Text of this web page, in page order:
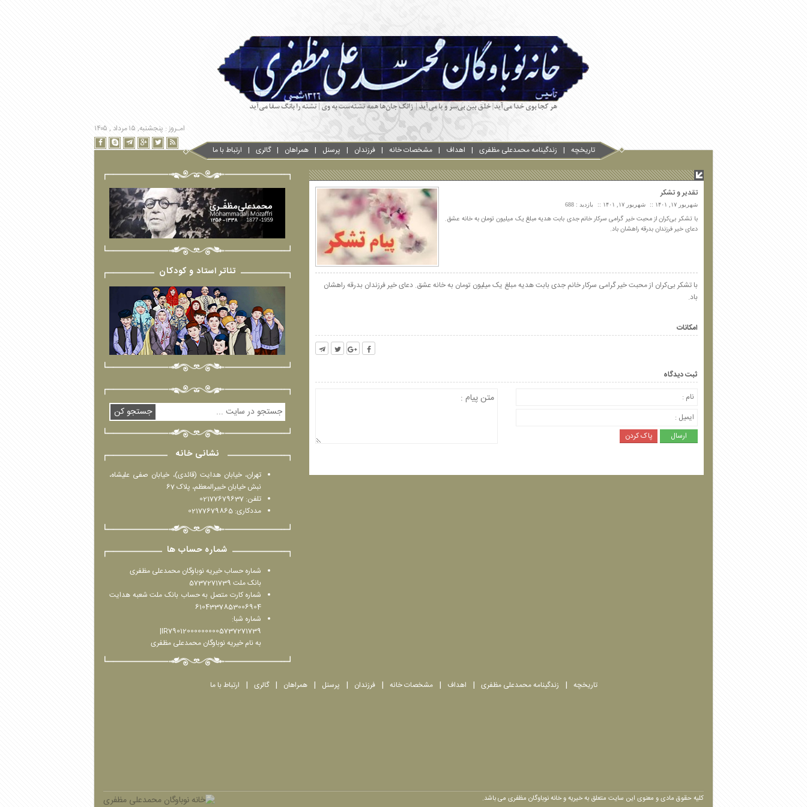
امـروز : پنجشنبه, ۱۵ مرداد , ۱۴۰۵
تاریخچه
زندگینامه محمدعلی مظفری اهداف مشخصات خانه فرزندان پرسنل همراهان گالری ارتباط با ما
تقدیر و تشکر
شهریور ۱۷, ۱۴۰۱ شهریور ۱۷, ۱۴۰۱ بازدید : 688
با تشکر بی‌کران از محبت خیر گرامی سرکار خانم جدی بابت هدیه مبلغ یک میلیون تومان به خانه عشق.
دعای خیر فرزندان بدرقه راهشان باد.
با تشکر بی‌کران از محبت خیر گرامی سرکار خانم جدی بابت هدیه مبلغ یک میلیون تومان به خانه عشق. دعای خیر فرزندان بدرقه راهشان
باد.
امکانات
ثبت دیدگاه
تئاتر استاد و کودکان
جستجو کن
نشانی خانه
تهران، خیابان هدایت (قائدی)، خیابان صفی علیشاه،
نبش خیابان خبیرالمعظم، پلاک 67
تلفن: 02177679637
مددکاری: 02177679865
شماره حساب ها
شماره حساب خیریه نوباوگان محمدعلی مظفری
بانک ملت 5737271739
شماره کارت متصل به حساب بانک ملت شعبه هدایت
6104337853006904
شماره شبا:
IR790120000000005737271739|
به نام خیریه نوباوگان محمدعلی مظفری
تاریخچه زندگینامه محمدعلی مظفری اهداف مشخصات خانه فرزندان پرسنل همراهان گالری ارتباط با ما
کلیه حقوق مادی و معنوی این سایت متعلق به خیریه و خانه نوباوگان مظفری می باشد.